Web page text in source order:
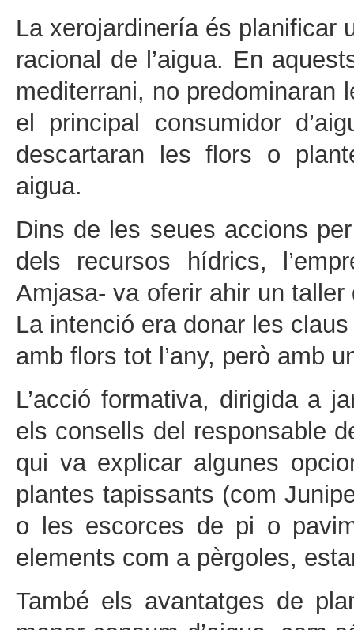
La xerojardinería és planificar
racional de l’aigua. En
mediterrani, no
el principal consumidor
descartaran les flors o
aigua.
Dins de les seues accions
dels recursos hídrics,
Amjasa- va oferir ahir un
La intenció era donar les
amb flors tot l’any, però amb
L’acció formativa, dirigida a
els consells del responsable
qui va explicar algunes
plantes tapissants (com
o les escorces de pi o
elements com a pèrgoles,
També els avantatges de